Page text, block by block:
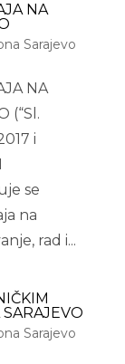
NA
Sarajevo
NA
(“Sl.
i
se
na
rad i...
Sarajevo